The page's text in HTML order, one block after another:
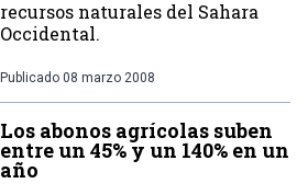
recursos naturales del Sahara
Occidental.
Publicado 08 marzo 2008
Los abonos agrícolas suben
entre un 45% y un 140% en un
año